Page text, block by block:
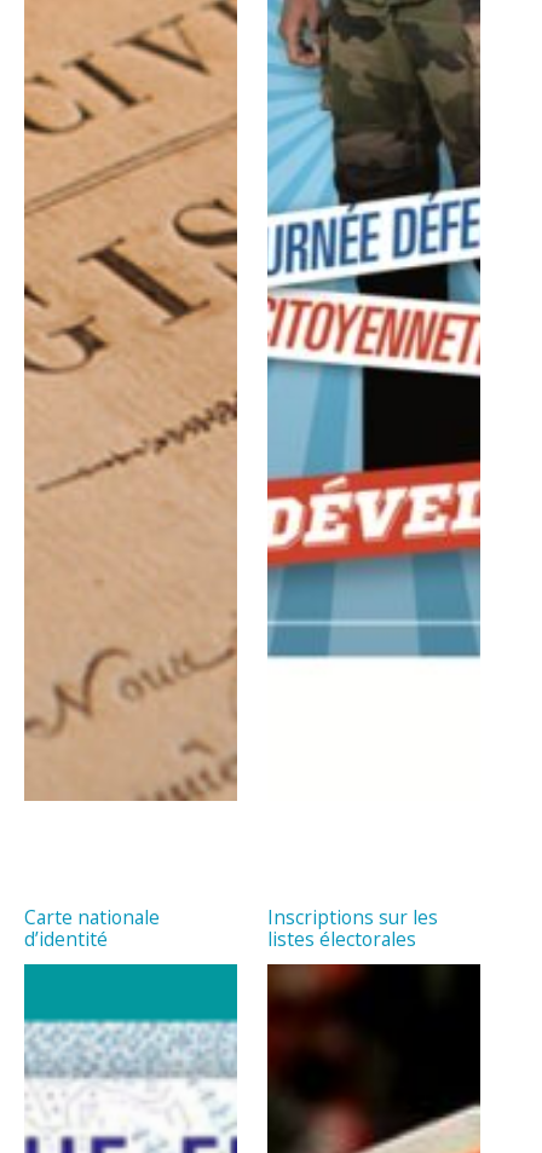
Carte nationale
d’identité
Inscriptions sur les
listes électorales